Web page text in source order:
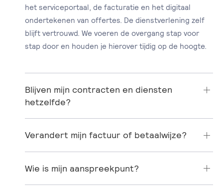
het serviceportaal, de facturatie en het digitaal
ondertekenen van offertes. De dienstverlening zelf
blijft vertrouwd. We voeren de overgang stap voor
stap door en houden je hierover tijdig op de hoogte.
Blijven mijn contracten en diensten
hetzelfde?
Verandert mijn factuur of betaalwijze?
Wie is mijn aanspreekpunt?